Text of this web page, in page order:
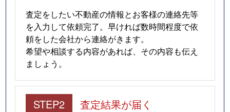
査定をしたい不動産の情報とお客様の連絡先等
を入力して依頼完了。早ければ数時間程度で依
頼をした会社から連絡がきます。
希望や相談する内容があれば、その内容も伝え
ましょう。
STEP2 査定結果が届く